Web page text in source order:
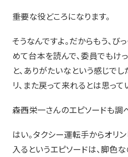
――重要な役どころになります。
そうなんですよ。だからもう、び
めて台本を読んで、委員でもけ
と、ありがたいなという感じでし
リ、また戻って来れるとは思って
――森西栄一さんのエピソードも調
はい。タクシー運転手からオリ
入るというエピソードは、脚色